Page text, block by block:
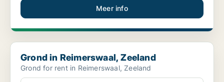
Meer info
Grond in Reimerswaal, Zeeland
Grond in Reimerswaal, Zeeland
Grond for rent in Reimerswaal, Zeeland